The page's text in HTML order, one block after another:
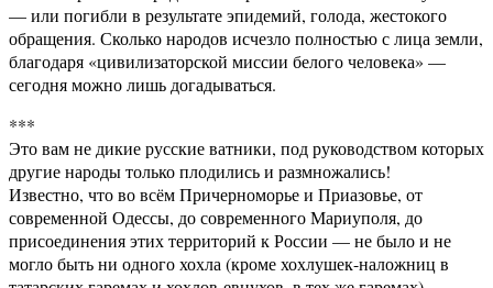
— или погибли в результате эпидемий, голода, жестокого
обращения. Сколько народов исчезло полностью с лица земли,
благодаря «цивилизаторской миссии белого человека» —
сегодня можно лишь догадываться.
***
Это вам не дикие русские ватники, под руководством которых
другие народы только плодились и размножались!
Известно, что во всём Причерноморье и Приазовье, от
современной Одессы, до современного Мариуполя, до
присоединения этих территорий к России — не было и не
могло быть ни одного хохла (кроме хохлушек-наложниц в